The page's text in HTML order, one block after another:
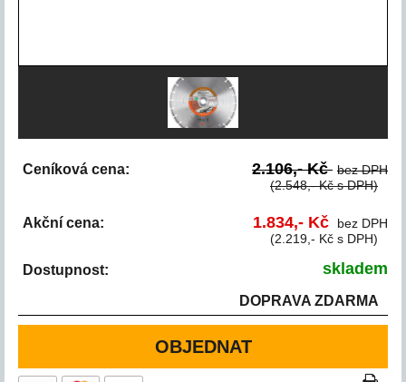
Ceníková cena: 2.106,- Kč bez DPH
(2.548,- Kč s DPH)
Akční cena: 1.834,- Kč
bez DPH
(2.219,- Kč s DPH)
Dostupnost: skladem
DOPRAVA ZDARMA
OBJEDNAT